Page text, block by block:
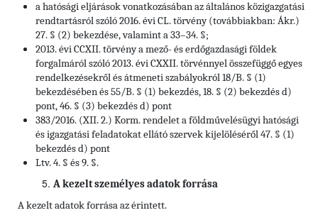
a hatósági eljárások vonatkozásában az általános közigazgatási
rendtartásról szóló 2016. évi CL. törvény (továbbiakban: Ákr.)
27. § (2) bekezdése, valamint a 33–34. §;
2013. évi CCXII. törvény a mező- és erdőgazdasági földek
forgalmáról szóló 2013. évi CXXII. törvénnyel összefüggő egyes
rendelkezésekről és átmeneti szabályokról 18/B. § (1)
bekezdésében és 55/B. § (1) bekezdés, 18. § (2) bekezdés d)
pont, 46. § (3) bekezdés d) pont
383/2016. (XII. 2.) Korm. rendelet a földművelésügyi hatósági
és igazgatási feladatokat ellátó szervek kijelöléséről 47. § (1)
bekezdés d) pont
Ltv. 4. § és 9. §.
A kezelt személyes adatok forrása
A kezelt adatok forrása az érintett.